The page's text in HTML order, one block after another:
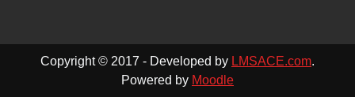
Copyright © 2017 - Developed by LMSACE.com.
Powered by Moodle